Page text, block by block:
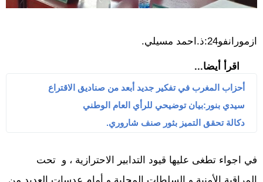
ازمورانفو24:ذ.احمد مسيلي.
اقرأ أيضا...
أحزاب المغرب في تفكير جديد أبعد من صناديق الاقتراع
سيدي بنور:بيان توضيحي للرأي العام الوطني
دكالة تحقق التميز بثور صنف شاروري.
في اجواء تطغى عليها قيود التدابير الاحترازية ، و تحت